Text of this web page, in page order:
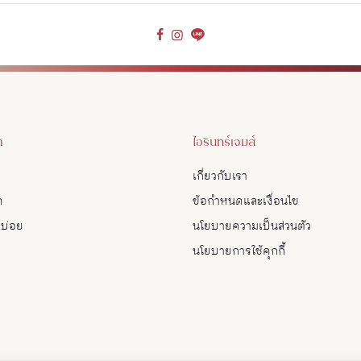
อย
ไอรินทร์เจมส์
เกี่ยวกับเรา
ข้อกำหนดและเงื่อนไข
นโยบายความเป็นส่วนตัว
นโยบายการใช้คุกกี้